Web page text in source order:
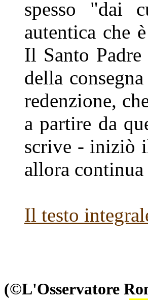
spesso "dai
autentica che
Il Santo
della
redenzione,
a partire da
scrive - iniziò
allora
Il testo
(©L'Osservatore